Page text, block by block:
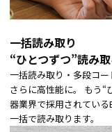
一括読み取り
“ひとつずつ”読み
一括読み取り・多段コ
さらに高性能に。 もう“
器業界で採用されてい
一括で読み取ります。